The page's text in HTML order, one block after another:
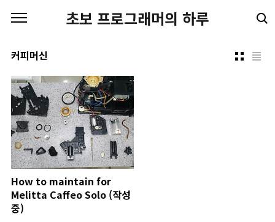
초보 프로그래머의 하루
커피머신
How to maintain for
Melitta Caffeo Solo (작성
중)